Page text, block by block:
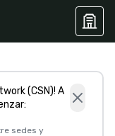
(CSN)! A
sedes y